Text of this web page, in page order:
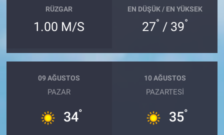
RÜZGAR
1.00 M/S
EN DÜŞÜK / EN YÜKSEK
27° / 39°
09 AĞUSTOS
PAZAR
34°
10 AĞUSTOS
PAZARTESI
35°